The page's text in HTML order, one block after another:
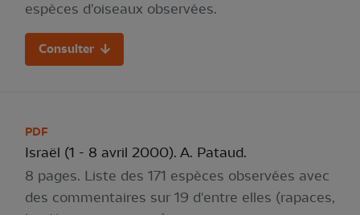
espèces d'oiseaux observées.
Consulter
PDF
Israël (1 - 8 avril 2000). A. Pataud.
8 pages. Liste des 171 espèces observées avec
des commentaires sur 19 d'entre elles (rapaces,